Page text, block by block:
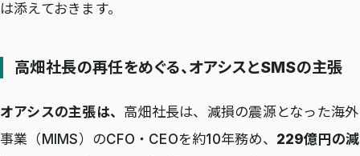
は添えておきます。
高畑社長の再任をめぐる、オアシスとSMSの主張
オアシスの主張は、 高畑社長は、減損の震源となった海外
事業（MIMS）のCFO・CEOを約10年務め、 229億円の減